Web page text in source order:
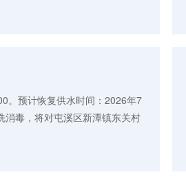
。预计恢复供水时间：2026年7
消毒，将对屯溪区新潭镇东关村
水准备...